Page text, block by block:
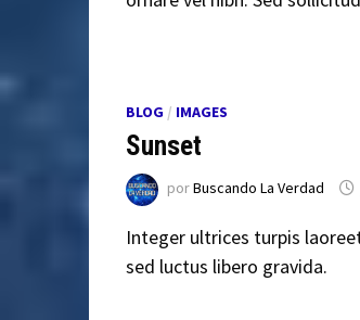
BLOG/ IMAGES
Sunset
porBuscando La Verdad
Integer ultrices turpis
sed luctus libero gravida.